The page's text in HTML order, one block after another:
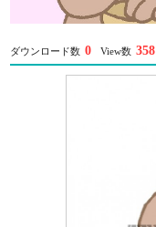
ダウンロード数 0 View数 358